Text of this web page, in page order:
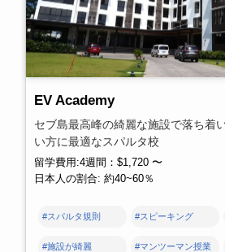
EV Academy
セブ島最高峰の綺麗な施設で落ち着
い方に最適なスパルタ校
留学費用:4週間：$1,720 〜
日本人の割合: 約40~60％
#スパルタ規則 #スピーキング
#施設が綺麗 #マンツーマン授業